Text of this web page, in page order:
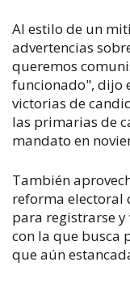
Al estilo de un
advertencias
queremos
funcionado", dijo
victorias de
las primarias de
mandato en
También
reforma electoral
para registrarse y
con la que busca
que aún